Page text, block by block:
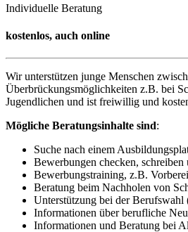
Individuelle Beratung
kostenlos, auch online
Wir unterstützen junge Menschen
Überbrückungsmöglichkeiten z.B. bei
Jugendlichen und ist freiwillig und
Mögliche Beratungsinhalte sind:
Suche nach einem
Bewerbungen checken, schreiben
Bewerbungstraining, z.B.
Beratung beim Nachholen von
Unterstützung bei der Berufswahl
Informationen über berufliche
Informationen und Beratung bei